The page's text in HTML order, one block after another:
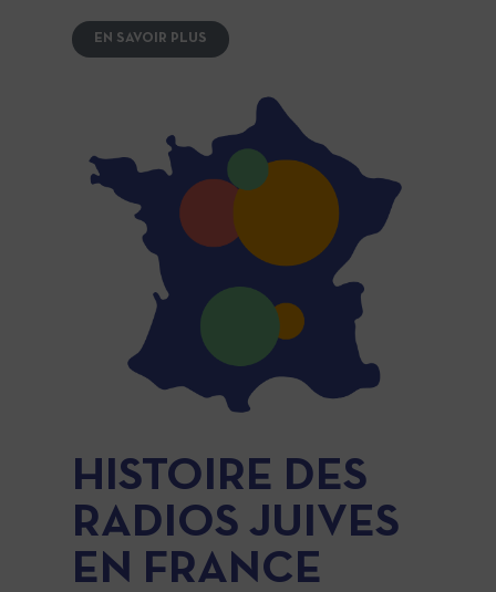
EN SAVOIR PLUS
HISTOIRE DES
RADIOS JUIVES
EN FRANCE